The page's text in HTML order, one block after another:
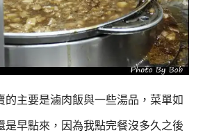
的主要是滷肉飯與一些湯品，菜單如
是早點來，因為我點完餐沒多久之後